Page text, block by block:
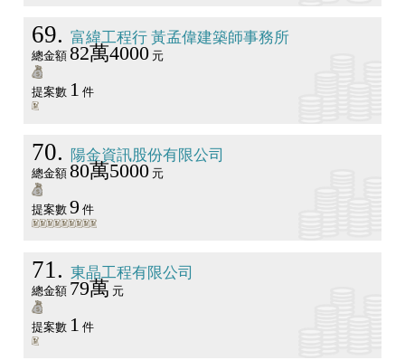
69 富緯工程行 黃孟偉建築師事務所
總金額 82萬4000元
提案數 1 件
70 陽金資訊股份有限公司
總金額 80萬5000元
提案數 9 件
71 東晶工程有限公司
總金額 79萬 元
提案數 1 件